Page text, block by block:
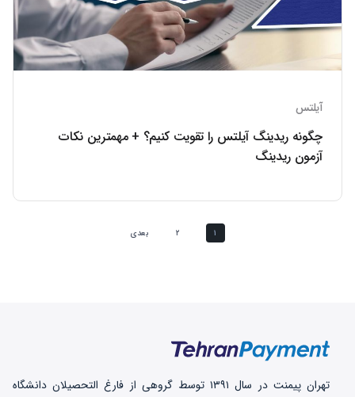
آیلتس
چگونه ریدینگ آیلتس را تقویت کنیم؟ + مهمترین نکات
آزمون ریدینگ
۱ ۲ بعدی
تهران‌ پیمنت در سال ۱۳۹۱ توسط گروهی از فارغ التحصیلان دانشگاه